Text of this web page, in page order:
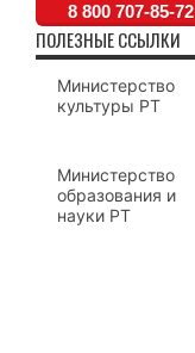
8 800 707-85-72
ПОЛЕЗНЫЕ ССЫЛКИ
Министерство
культуры РТ
Министерство
образования и
науки РТ